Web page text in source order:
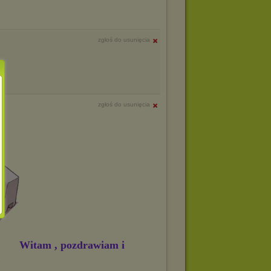
zgłoś do usunięcia
zgłoś do usunięcia
Witam , pozdrawiam i